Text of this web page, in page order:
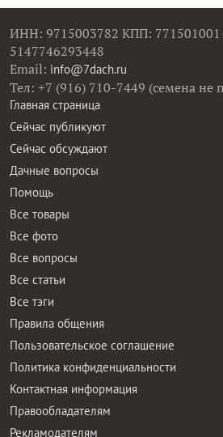
ИНН: 9715003782 КПП:
5147746293448
Email: info@7dach.ru
Тел: +7 (916) 710-7449 (семена не
Главная страница
Сейчас публикуют
Сейчас обсуждают
Дачные вопросы
Помощь
Все товары
Все фото
Все вопросы
Все статьи
Все тэги
Правила общения
Пользовательское соглашение
Политика конфиденциальности
Контактная информация
Правообладателям
Рекламодателям